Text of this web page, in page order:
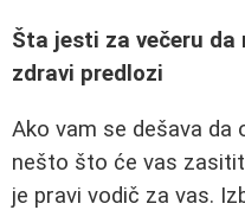
Šta jesti za večeru da
zdravi predlozi
Ako vam se dešava da
nešto što će vas
je pravi vodič za vas.